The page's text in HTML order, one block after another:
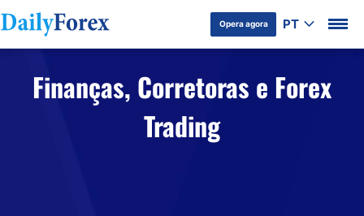
Opera agora PT
Finanças, Corretoras e Forex
Trading